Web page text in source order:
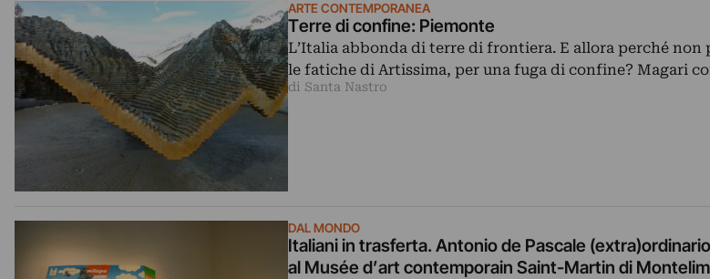
ARTE CONTEMPORANEA
Terre di confine: Piemonte
L’Italia abbonda di terre di frontiera. E allora perché
le fatiche di Artissima, per una fuga di confine? Magari
di Santa Nastro
DAL MONDO
Italiani in trasferta. Antonio de Pascale
al Musée d’art contemporain Saint-Martin di